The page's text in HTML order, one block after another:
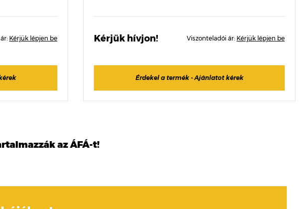
Kérjük lépjen be Kérjük hívjon! Viszonteladói ár: Kérjük lépjen be
Érdekel a termék - Ajánlatot kérek
az ÁFÁ-t!